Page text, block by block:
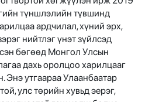
түншлэлийн түвшинд
ардчилал, хүний эрх,
нийтлэг үнэт зүйлсэд
бөгөөд Монгол Улсын
дахь оролцоо харилцааг
Энэ утгаараа Улаанбаатар
улс төрийн хувьд эерэг,